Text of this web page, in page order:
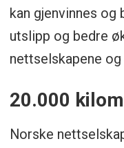
kan gjenvinnes og
utslipp og bedre
nettselskapene
20.000
Norske